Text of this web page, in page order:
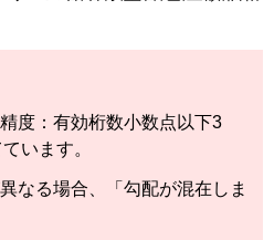
度：有効桁数小数点以下3
います。
なる場合、「勾配が混在しま